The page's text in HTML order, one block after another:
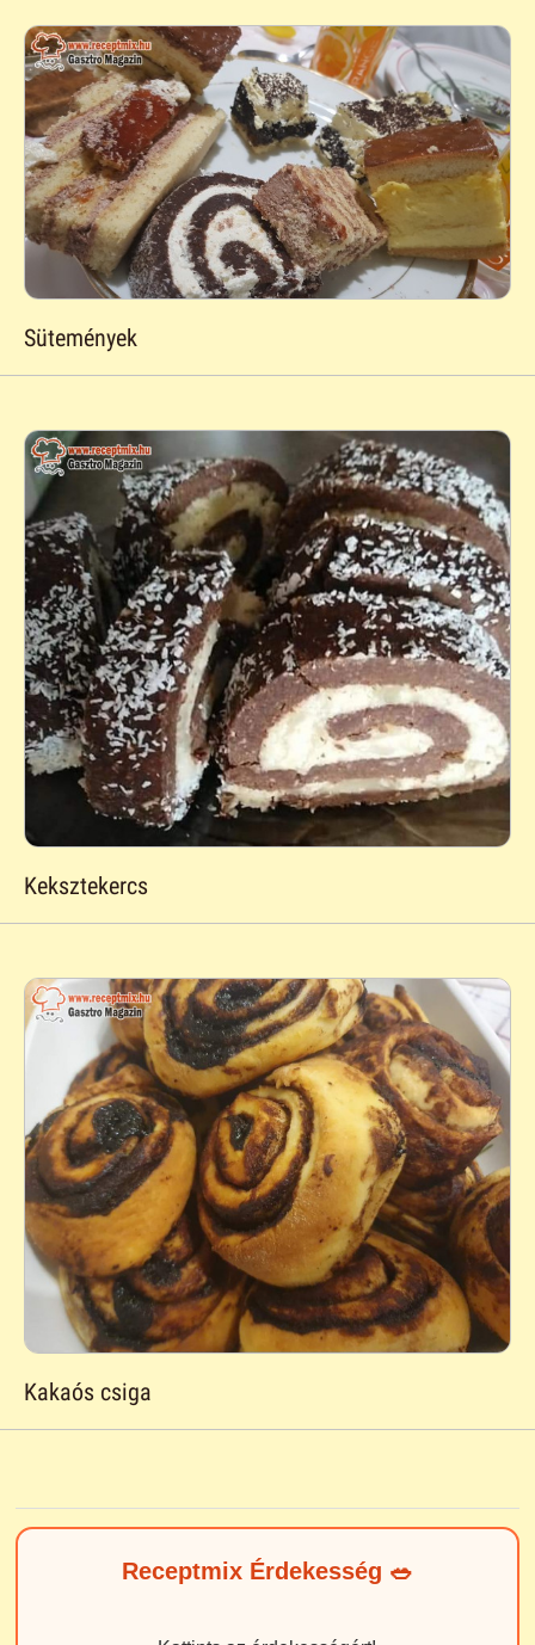
Sütemények
Keksztekercs
Kakaós csiga
Receptmix Érdekesség 🥗